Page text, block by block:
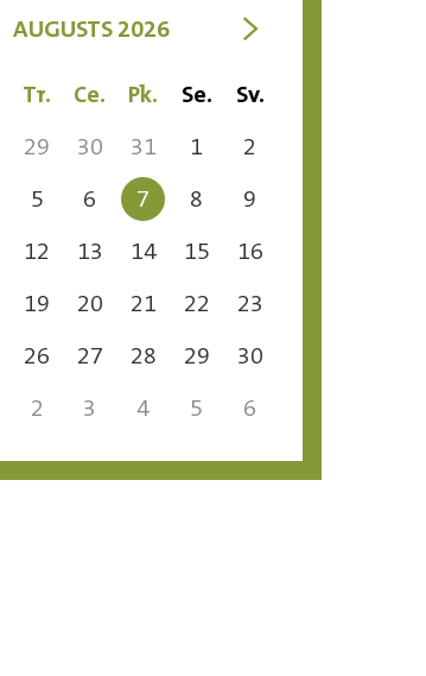
AUGUSTS 2026 >
Tr. Ce. Pk. Se.
Sv.
29 30 31 1
2
5 6 7 8
9
12 13 14 15
16
19 20 21 22
23
26 27 28 29
30
2 3 4 5 6